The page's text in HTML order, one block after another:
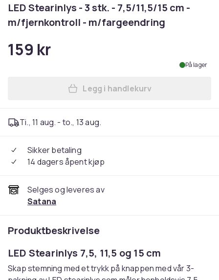
LED Stearinlys - 3 stk. - 7,5/11,5/15 cm -
m/fjernkontroll - m/fargeendring
159 kr
På lager
Legg LED Stearinlys - 3
Legg i handlekurv
Ti., 11 aug. - to., 13 aug.
Sikker betaling
14 dagers åpent kjøp
Selges og leveres av
Satana
Produktbeskrivelse
LED Stearinlys 7,5, 11,5 og 15 cm
Skap stemning med et trykk på knappen med vår 3-